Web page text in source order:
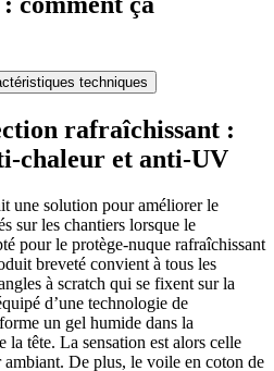
techniques
rafraîchissant :
chaleur et anti-UV
une solution pour améliorer le
sur les chantiers lorsque le
pour le protège-nuque rafraîchissant
breveté convient à tous les
à scratch qui se fixent sur la
d’une technologie de
un gel humide dans la
la tête. La sensation est alors celle
ambiant. De plus, le voile en coton de